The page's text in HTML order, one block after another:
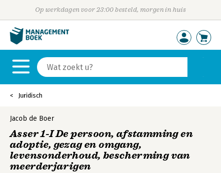
Op werkdagen voor 23:00 besteld, morgen in huis
Juridisch
Jacob de Boer
Asser 1-I De persoon, afstamming en
adoptie, gezag en omgang,
levensonderhoud, bescherming van
meerderjarigen